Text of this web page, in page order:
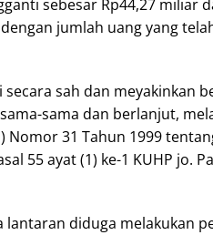
sebesar Rp44,27 miliar
jumlah uang yang
sah dan meyakinkan
sama dan berlanjut,
Nomor 31 Tahun 1999
55 ayat (1) ke-1 KUHP jo.
lantaran diduga melakukan